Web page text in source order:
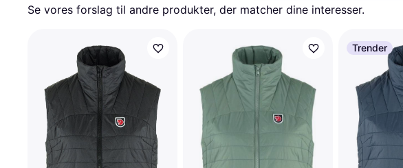
Se vores forslag til andre produkter, der matcher dine interesser.
Trender